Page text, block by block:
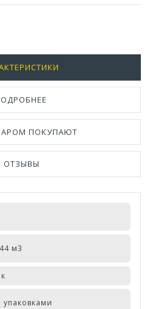
ПОКУПАЮТ
ОТЗЫВЫ
м3
упаковками